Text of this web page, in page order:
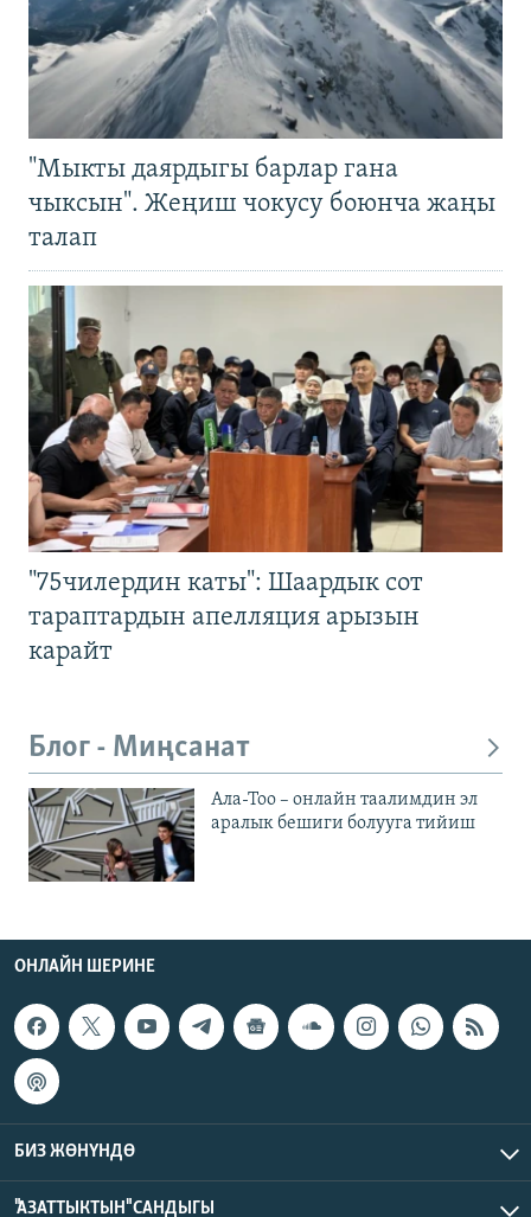
"Мыкты даярдыгы барлар гана
чыксын". Жеңиш чокусу боюнча жаңы
талап
"75чилердин каты": Шаардык сот
тараптардын апелляция арызын
карайт
Блог - Миңсанат
Ала-Тоо – онлайн таалимдин эл
аралык бешиги болууга тийиш
ОНЛАЙН ШЕРИНЕ
БИЗ ЖӨНҮНДӨ
"АЗАТТЫКТЫН" САНДЫГЫ